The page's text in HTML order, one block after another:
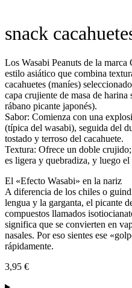
snack
Los Wasabi Peanuts de la
estilo asiático que combina
cacahuetes (maníes)
capa crujiente de masa de
rábano picante japonés).
Sabor: Comienza con una
(típica del wasabi), seguida del
tostado y terroso del cacahuete.
Textura: Ofrece un doble
es ligera y quebradiza, y luego
El «Efecto Wasabi» en la nariz
A diferencia de los chiles o
lengua y la garganta, el picante
compuestos llamados
significa que se convierten en
nasales. Por eso sientes ese
rápidamente.
3,95 €